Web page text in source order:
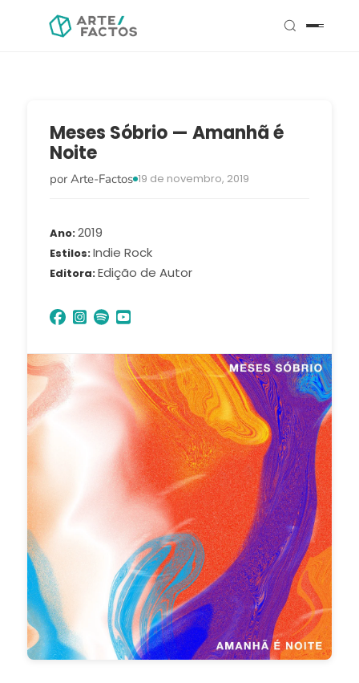
Meses Sóbrio — Amanhã é
Noite
por Arte-Factos 19 de novembro, 2019
Ano 2019
Estilos Indie Rock
Editora Edição de Autor